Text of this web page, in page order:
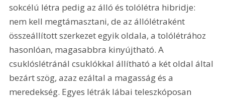
sokcélú létra pedig az álló és tolólétra hibridje:
nem kell megtámasztani, de az állólétraként
összeállított szerkezet egyik oldala, a tolólétrához
hasonlóan, magasabbra kinyújtható. A
csuklóslétránál csuklókkal állítható a két oldal által
bezárt szög, azaz ezáltal a magasság és a
meredekség. Egyes létrák lábai teleszkóposan